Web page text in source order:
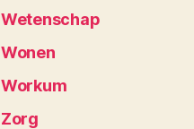
Wetenschap
Wonen
Workum
Zorg